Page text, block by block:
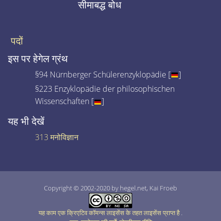
सीमाबद्ध बोध
पदों
इस पर हेगेल ग्रंथ
§94 Nürnberger Schülerenzyklopädie [
]
§223 Enzyklopädie der philosophischen
Wissenschaften [
]
यह भी देखें
313 मनोविज्ञान
Copyright © 2002-2020 by hegel.net, Kai Froeb
यह काम एक क्रिएटिव कॉमन्स लाइसेंस के तहत लाइसेंस प्राप्त है.